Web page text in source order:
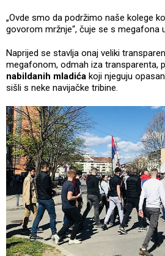
„Ovde smo da podržimo naše kolege
govorom mržnje“, čuje se s megafona
Naprijed se stavlja onaj veliki
megafonom, odmah iza transparenta,
nabildanih mladića koji njeguju
sišli s neke navijačke tribine.